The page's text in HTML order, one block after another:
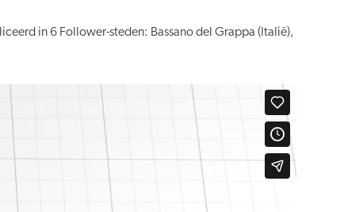
in 6 Follower-steden: Bassano del Grappa (Italië),